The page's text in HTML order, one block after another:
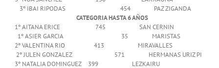
3º IBAI RIPODAS 454 PAZ ZIGANDA
CATEGORIA HASTA 6 AÑOS
1º AITANA ERICE 745 SAN CERNIN
1º ASIER GARCIA 35 MARISTAS
2º VALENTINA RIO 413 MIRAVALLES
2º JULEN GONZALEZ 571 HERMANAS URIZ PI
3º NATALIA DOMINGUEZ 399 LEZKAIRU